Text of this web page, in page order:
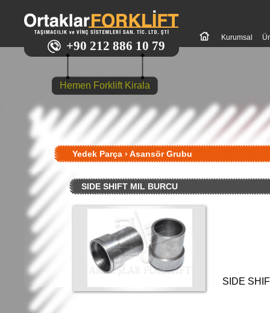
+90 212 886 10 79
Hemen Forklift Kirala
Kurumsal
Yedek Parça › Asansör Grubu
SIDE SHIFT MIL BURCU
SIDE